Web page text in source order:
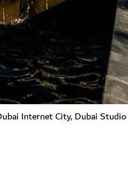
Internet City, Dubai